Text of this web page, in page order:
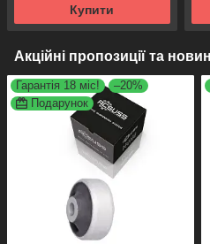
Купити
Акційні пропозиції та
Гарантія 18 міс!
–20%
Подарунок